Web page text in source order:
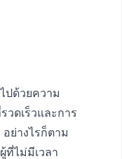
ปด้วยความ
วดเร็วและการ
ย่างไรก็ตาม
ที่ไม่มีเวลา